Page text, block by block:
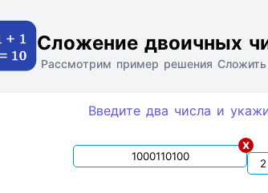
Сложение двоичных
Рассмотрим пример решения Сложить
Введите два числа и
x